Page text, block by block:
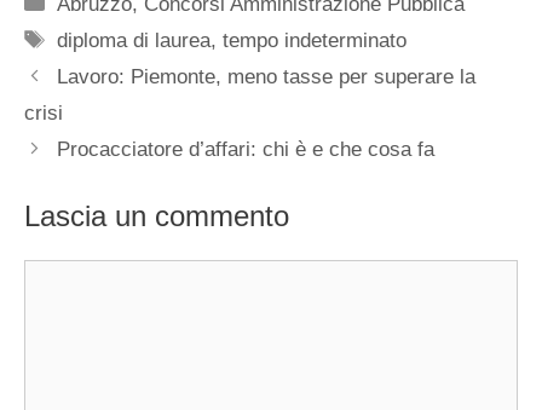
Abruzzo, Concorsi Amministrazione Pubblica
Tag
diploma di laurea,tempo indeterminato
Lavoro: Piemonte, meno tasse per superare la
crisi
Procacciatore d’affari: chi è e che cosa fa
Lascia un commento